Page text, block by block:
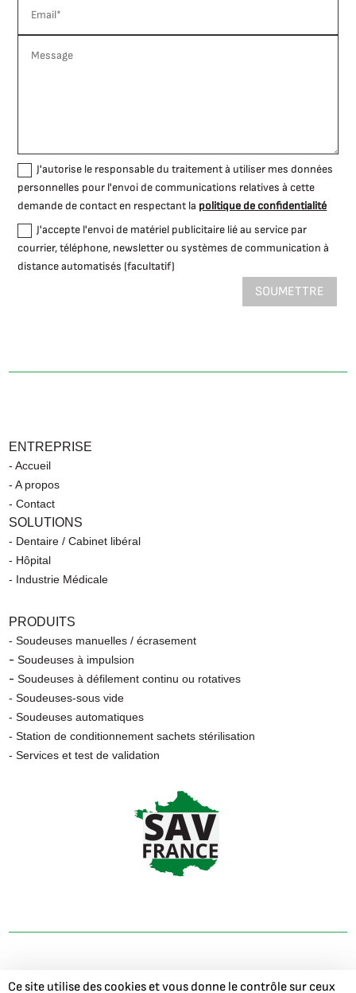
J'autorise le responsable du traitement à utiliser mes données
personnelles pour l'envoi de communications relatives à cette
demande de contact en respectant la politique de confidentialité
J'accepte l'envoi de matériel publicitaire lié au service par
courrier, téléphone, newsletter ou systèmes de communication à
distance automatisés (facultatif)
SOUMETTRE
ENTREPRISE
- Accueil
- A propos
- Contact
SOLUTIONS
- Dentaire / Cabinet libéral
- Hôpital
- Industrie Médicale
PRODUITS
- Soudeuses manuelles / écrasement
-Soudeuses à impulsion
-Soudeuses à défilement continu ou rotatives
- Soudeuses-sous vide
- Soudeuses automatiques
- Station de conditionnement sachets stérilisation
- Services et test de validation
© 2026- Gandus France -Mentions Légales-Politique de
Ce site utilise des cookies et vous donne le contrôle sur ceux